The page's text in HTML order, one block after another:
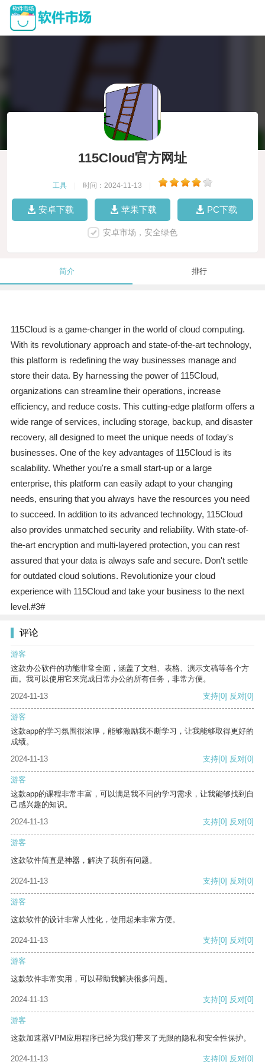
115Cloud官方网址
工具 时间：2024-11-13
安卓下载 苹果下载 PC下载
安卓市场，安全绿色
简介 排行
115Cloud is a game-changer in the world of cloud computing.
With its revolutionary approach and state-of-the-art technology,
this platform is redefining the way businesses manage and
store their data. By harnessing the power of 115Cloud,
organizations can streamline their operations, increase
efficiency, and reduce costs. This cutting-edge platform offers a
wide range of services, including storage, backup, and disaster
recovery, all designed to meet the unique needs of today's
businesses. One of the key advantages of 115Cloud is its
scalability. Whether you're a small start-up or a large
enterprise, this platform can easily adapt to your changing
needs, ensuring that you always have the resources you need
to succeed. In addition to its advanced technology, 115Cloud
also provides unmatched security and reliability. With state-of-
the-art encryption and multi-layered protection, you can rest
assured that your data is always safe and secure. Don't settle
for outdated cloud solutions. Revolutionize your cloud
experience with 115Cloud and take your business to the next
level.#3#
评论
游客
这款办公软件的功能非常全面，涵盖了文档、表格、演示文稿等各个方
面。我可以使用它来完成日常办公的所有任务，非常方便。
2024-11-13
支持[0] 反对[0]
游客
这款app的学习氛围很浓厚，能够激励我不断学习，让我能够取得更好的
成绩。
2024-11-13
支持[0] 反对[0]
游客
这款app的课程非常丰富，可以满足我不同的学习需求，让我能够找到自
己感兴趣的知识。
2024-11-13
支持[0] 反对[0]
游客
这款软件简直是神器，解决了我所有问题。
2024-11-13 支持[0] 反对[0]
游客
这款软件的设计非常人性化，使用起来非常方便。
2024-11-13 支持[0] 反对[0]
游客
这款软件非常实用，可以帮助我解决很多问题。
2024-11-13 支持[0] 反对[0]
游客
这款加速器VPM应用程序已经为我们带来了无限的隐私和安全性保护。
2024-11-13 支持[0] 反对[0]